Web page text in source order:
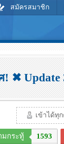
สมัครสมาชิก
✖ Update
เข้าได้ทุ
กระทู้ 1593